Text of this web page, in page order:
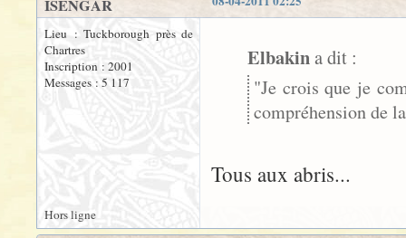
ISENGAR
Lieu : Tuckborough près de
Chartres
Inscription : 2001
Messages : 5 117
Elbakina dit :
"Je crois que je
compréhension de
Tous aux abris...
Hors ligne